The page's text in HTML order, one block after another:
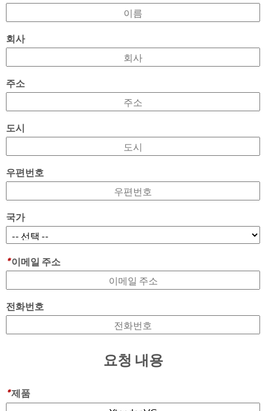
회사
주소
도시
우편번호
국가
*이메일 주소
전화번호
요청 내용
*제품